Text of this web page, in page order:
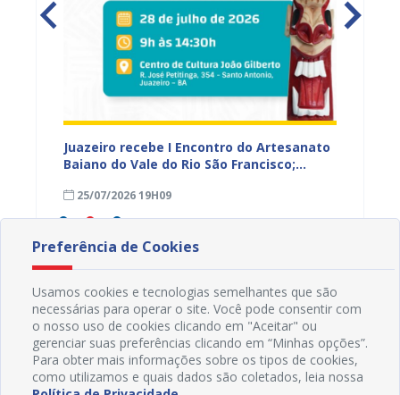
Juazeiro recebe I Encontro do Artesanato
Baiano do Vale do Rio São Francisco;
25/07/2026 19H09
Preferência de Cookies
Usamos cookies e tecnologias semelhantes que são
necessárias para operar o site. Você pode consentir com
o nosso uso de cookies clicando em "Aceitar" ou
gerenciar suas preferências clicando em “Minhas opções”.
Para obter mais informações sobre os tipos de cookies,
como utilizamos e quais dados são coletados, leia nossa